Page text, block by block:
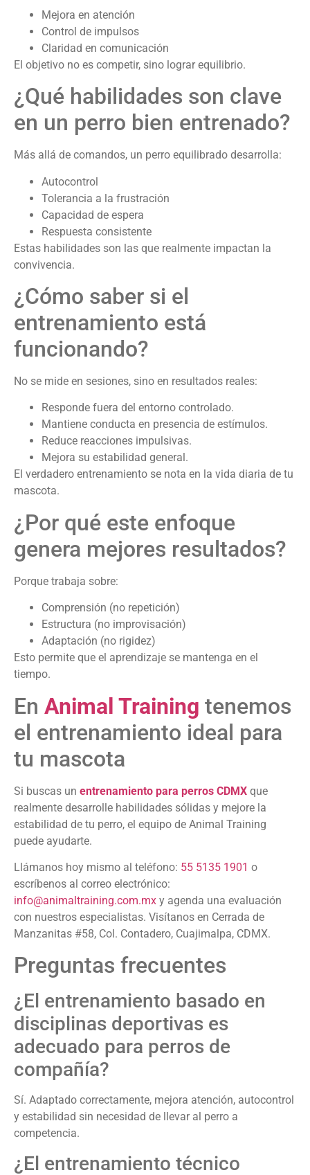
Mejora en atención
Control de impulsos
Claridad en comunicación
El objetivo no es competir, sino lograr equilibrio.
¿Qué habilidades son clave
en un perro bien entrenado?
Más allá de comandos, un perro equilibrado desarrolla:
Autocontrol
Tolerancia a la frustración
Capacidad de espera
Respuesta consistente
Estas habilidades son las que realmente impactan la
convivencia.
¿Cómo saber si el
entrenamiento está
funcionando?
No se mide en sesiones, sino en resultados reales:
Responde fuera del entorno controlado.
Mantiene conducta en presencia de estímulos.
Reduce reacciones impulsivas.
Mejora su estabilidad general.
El verdadero entrenamiento se nota en la vida diaria de tu
mascota.
¿Por qué este enfoque
genera mejores resultados?
Porque trabaja sobre:
Comprensión (no repetición)
Estructura (no improvisación)
Adaptación (no rigidez)
Esto permite que el aprendizaje se mantenga en el
tiempo.
En Animal Training tenemos
el entrenamiento ideal para
tu mascota
Si buscas un entrenamiento para perros CDMX que
realmente desarrolle habilidades sólidas y mejore la
estabilidad de tu perro, el equipo de Animal Training
puede ayudarte.
Llámanos hoy mismo al teléfono: 55 5135 1901 o
escríbenos al correo electrónico:
info@animaltraining.com.mx y agenda una evaluación
con nuestros especialistas. Visítanos en Cerrada de
Manzanitas #58, Col. Contadero, Cuajimalpa, CDMX.
Preguntas frecuentes
¿El entrenamiento basado en
disciplinas deportivas es
adecuado para perros de
compañía?
Sí. Adaptado correctamente, mejora atención, autocontrol
y estabilidad sin necesidad de llevar al perro a
competencia.
¿El entrenamiento técnico